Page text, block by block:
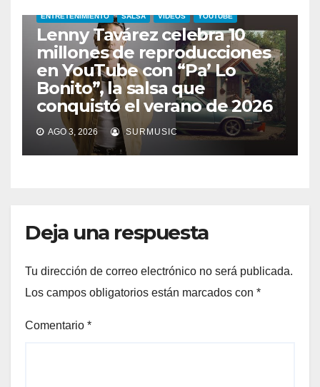
ENTRETENIMIENTO SALSA VIDEOS YOUTUBE
Lenny Tavárez celebra 10
millones de reproducciones
en YouTube con “Pa’ Lo
Bonito”, la salsa que
conquistó el verano de 2026
AGO 3, 2026 SURMUSIC
Deja una respuesta
Tu dirección de correo electrónico no será publicada.
Los campos obligatorios están marcados con *
Comentario *